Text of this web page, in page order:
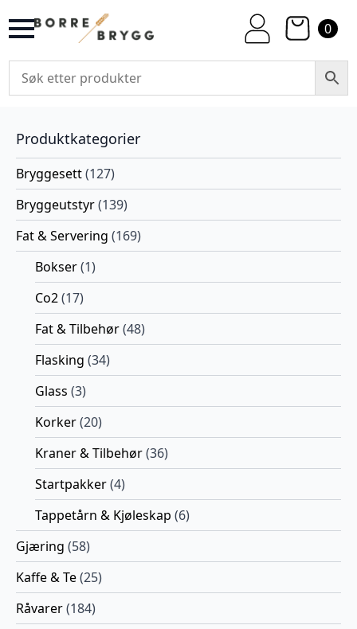
0
Produktkategorier
Bryggesett(127)
Bryggeutstyr(139)
Fat & Servering (169)
Bokser(1)
Co2(17)
Fat & Tilbehør(48)
Flasking (34)
Glass (3)
Korker(20)
Kraner & Tilbehør(36)
Startpakker(4)
Tappetårn & Kjøleskap (6)
Gjæring (58)
Kaffe & Te(25)
Råvarer(184)